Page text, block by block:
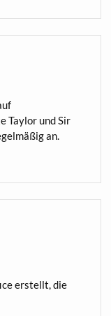
Tay­lor und Sir
an.
erstellt, die